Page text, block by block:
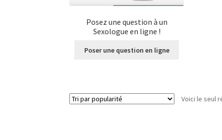
Posez une question à un
Sexologue en ligne !
Poser une question en ligne
Voici le seul